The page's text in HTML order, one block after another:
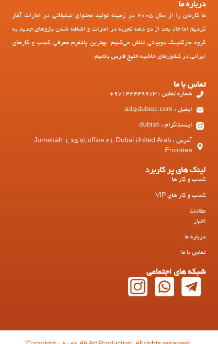
درباره ما
ما کارمان را از سال 2005 در زمینه تولید محتوای تبلیغاتی در امارات آغاز
کردیم اما حالا بعد از دو دهه تجربه در امارات و اضافه شدن بازوهای جدید به
گروه مارکتینگ دوبیاتی تلاش می‌کنیم بهترین پلتفرم معرفی کسب و کارهای
ایرانی در کشورهای حاشیه خلیج فارس باشیم.
تماس با ما
شماره تماس : 97143449973+
ایمیل : ad@dubiati.com
اینستاگرام : dubiati
آدرس : Jumeirah 1, 65 st, office 21, Dubai United Arab
Emirates
لینک های پر کاربرد
کسب و کار ها
کسب و کار های VIP
مقالات
اخبار
درباره ما
تماس با ما
شبکه های اجتماعی